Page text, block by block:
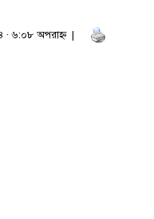
· ৬:০৮ অপরাহ্ণ